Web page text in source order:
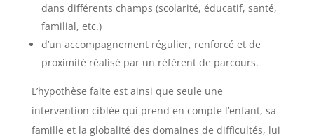
dans différents champs (scolarité, éducatif, santé,
familial, etc.)
d’un accompagnement régulier, renforcé et de
proximité réalisé par un référent de parcours.
L’hypothèse faite est ainsi que seule une
intervention ciblée qui prend en compte l’enfant, sa
famille et la globalité des domaines de difficultés, lui